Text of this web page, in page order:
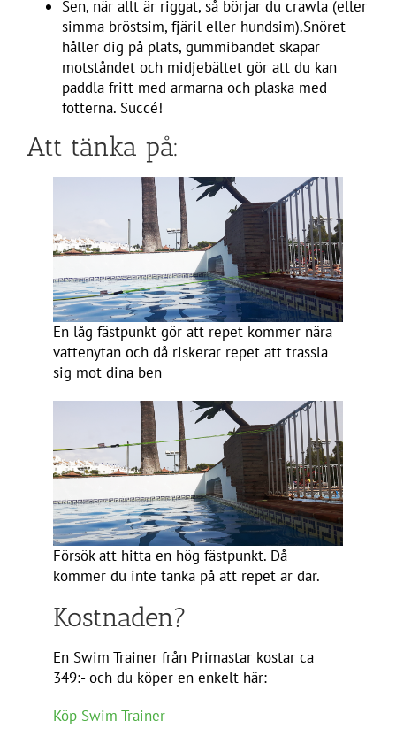
Sen, när allt är riggat, så börjar du crawla (eller
simma bröstsim, fjäril eller hundsim).Snöret
håller dig på plats, gummibandet skapar
motståndet och midjebältet gör att du kan
paddla fritt med armarna och plaska med
fötterna. Succé!
Att tänka på:
En låg fästpunkt gör att repet kommer nära
vattenytan och då riskerar repet att trassla
sig mot dina ben
Försök att hitta en hög fästpunkt. Då
kommer du inte tänka på att repet är där.
Kostnaden?
En Swim Trainer från Primastar kostar ca
349:- och du köper en enkelt här:
Köp Swim Trainer